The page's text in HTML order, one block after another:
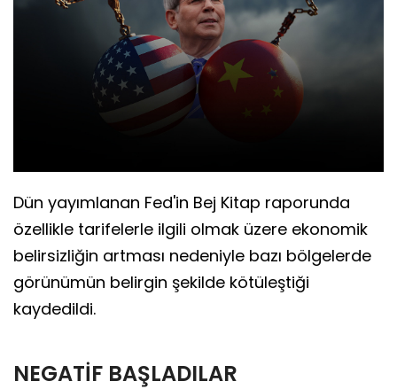
Dün yayımlanan Fed'in Bej Kitap raporunda
özellikle tarifelerle ilgili olmak üzere ekonomik
belirsizliğin artması nedeniyle bazı bölgelerde
görünümün belirgin şekilde kötüleştiği
kaydedildi.
NEGATİF BAŞLADILAR